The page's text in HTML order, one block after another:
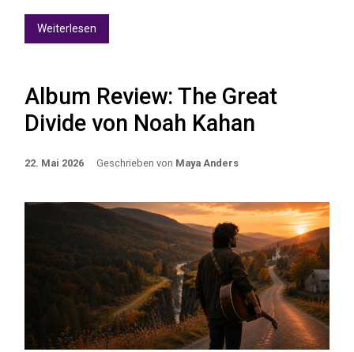
Weiterlesen
Album Review: The Great
Divide von Noah Kahan
22. Mai 2026 Geschrieben von Maya Anders